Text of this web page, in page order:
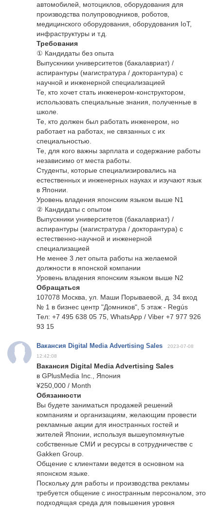
автомобилей, мотоциклов, оборудования для
производства полупроводников, роботов,
медицинского оборудования, оборудования IoT,
инфраструктуры и т.д.
Требования
① Кандидаты без опыта
Выпускники университетов (бакалавриат) /
аспирантуры (магистратура / докторантура) с
научной и инженерной специализацией
Те, кто хочет стать инженером-конструктором,
использовать специальные знания, полученные в
школе.
Те, кто должен был работать инженером, но
работает на работах, не связанных с их
специальностью.
Те, для кого важны зарплата и содержание работы
независимо от места работы.
Студенты, которые специализировались на
естественных и инженерных науках и изучают язык
в Японии.
Уровень владения японским языком выше N1
② Кандидаты с опытом
Выпускники университетов (бакалавриат) /
аспирантуры (магистратура / докторантура) с
естественно-научной и инженерной
специализацией
Не менее 3 лет опыта работы на желаемой
должности в японской компании
Уровень владения японским языком выше N2
Обращаться
107078 Москва, ул. Маши Порываевой, д. 34 вход
№ 1 в бизнес центр "Домников", 5 этаж - Regús
Тел: +7 495 638 05 75, WhatsApp / Viber +7 977 926
93 15
Вакансия Digital Media Advertising Sales
2023-07-08
12:42:08
Вакансия Digital Media Advertising Sales
в GPlusMedia Inc., Япония
¥250,000 / Month
Обязанности
Вы будете заниматься продажей решений
компаниям и организациям, желающим провести
рекламные акции для иностранных гостей и
жителей Японии, используя вышеупомянутые
собственные СМИ и ресурсы в сотрудничестве с
Gakken Group.
Общение с клиентами ведется в основном на
японском языке.
Поскольку для работы и производства рекламы
требуется общение с иностранным персоналом, это
подходящая среда для повышения уровня